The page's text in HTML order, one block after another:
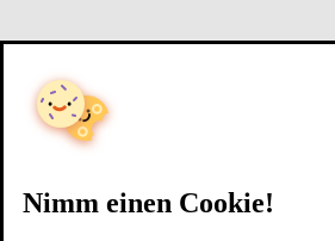
Nimm einen Cookie!